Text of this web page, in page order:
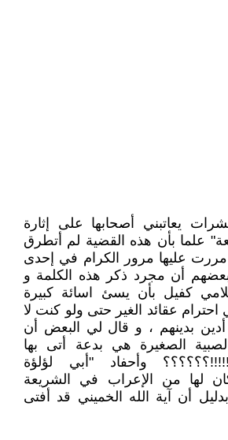
يعاتبني أصحابها على إثارة
علما بأن هذه القضية لم أتطرق
مررت عليها مرور الكرام في إحدى
بعضهم أن مجرد ذكر هذه الكلمة و
كفيل بأن يسئ اسائة كبيرة
عقائد الغير حتى ولو كنت لا
أدين بدينهم ، و قال لي البعض أن
الصغيرة هي بدعة أتى بها
وأحفاد "أبي لؤلؤة
لها من الإعراب في الشريعة
أن آية الله الخميني قد أفتى